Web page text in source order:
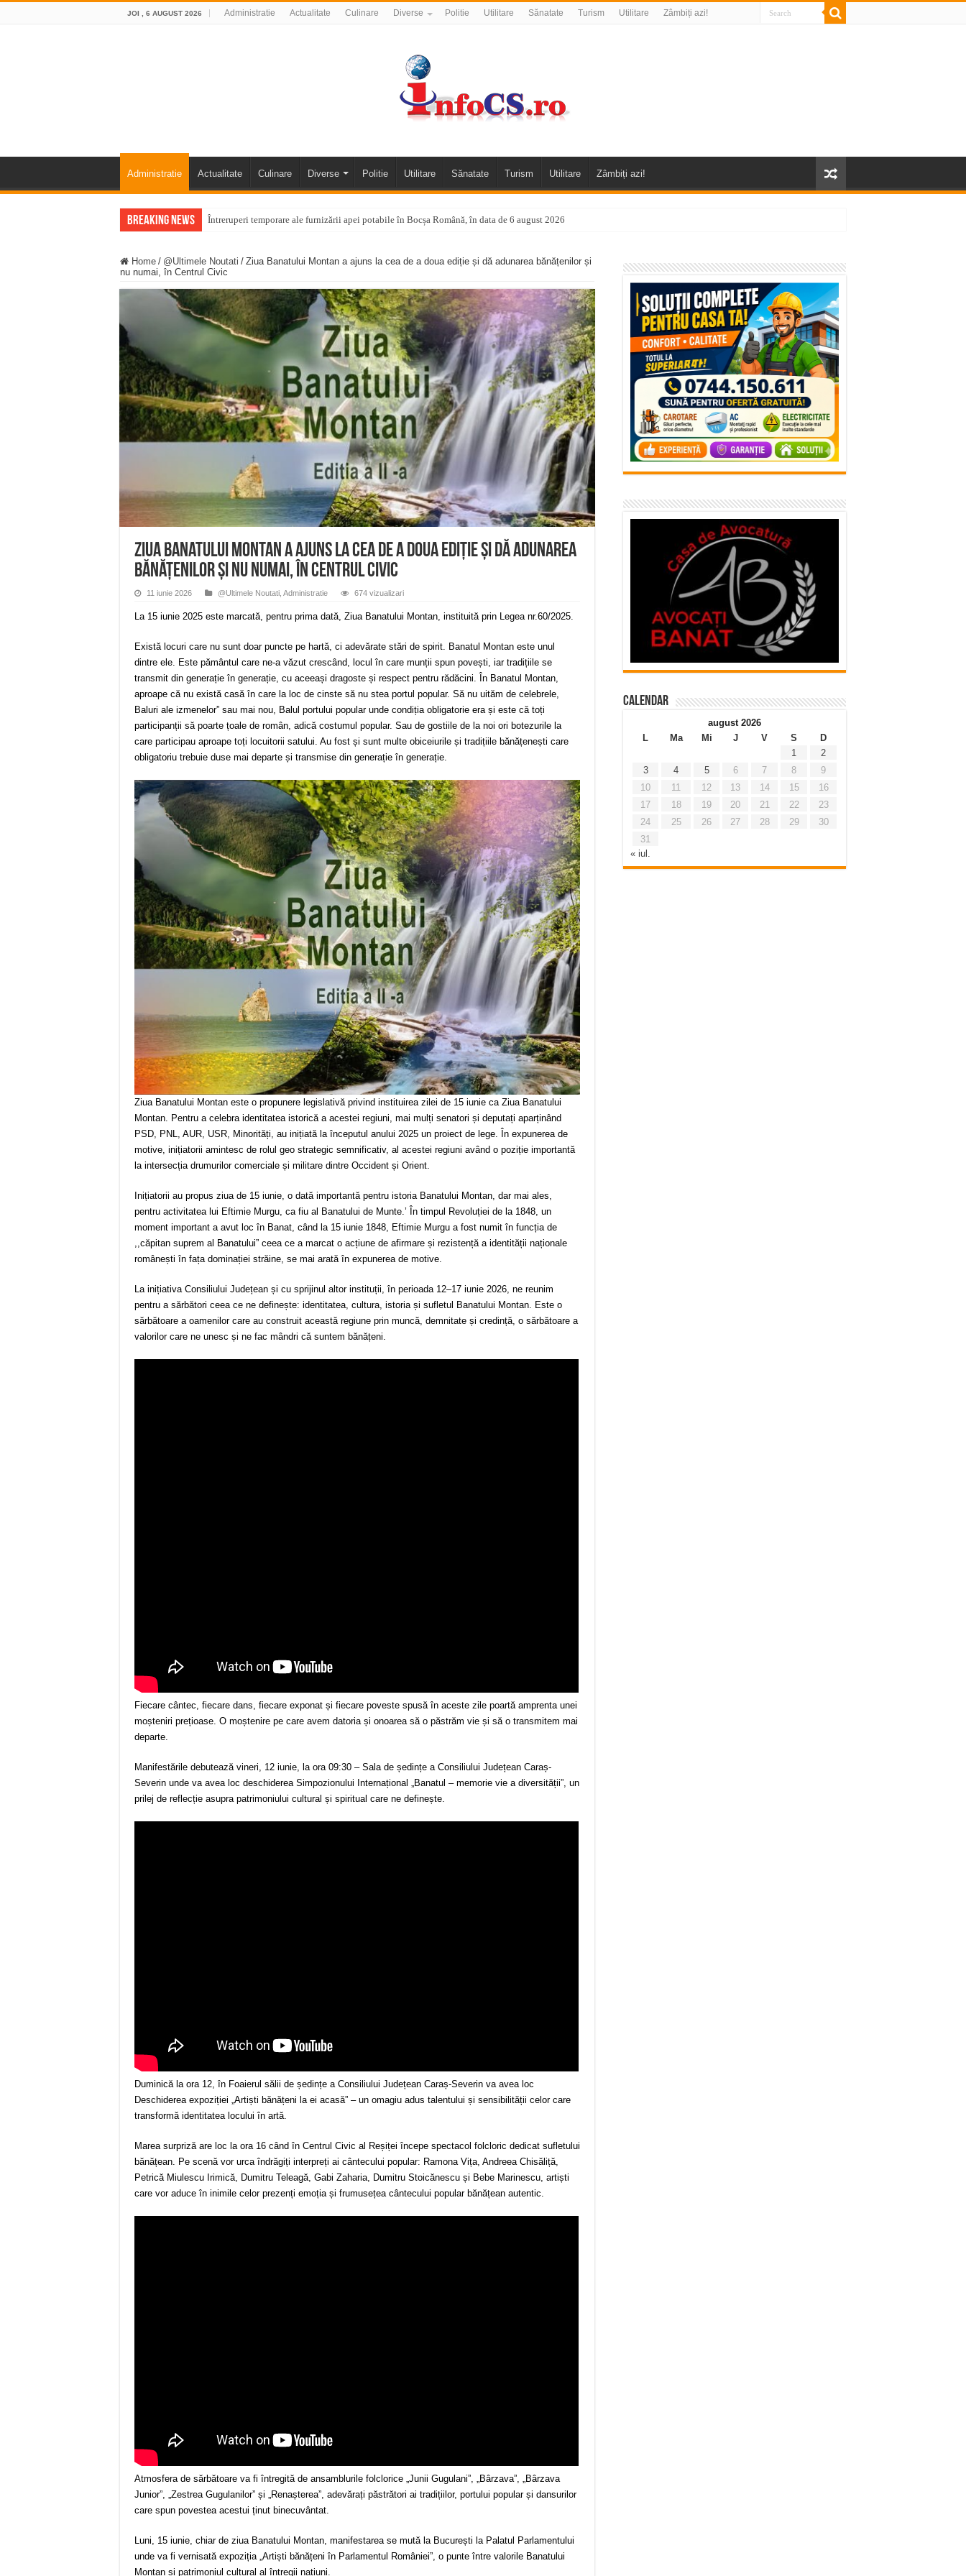
JOI , 6 AUGUST 2026 Administratie Actualitate Culinare Diverse Politie Utilitare Sănatate Turism Utilitare Zâmbiți azi!
Administratie Actualitate Culinare Diverse Politie Utilitare Sănatate Turism Utilitare Zâmbiți azi!
Breaking News Întreruperi temporare ale furnizării apei potabile în Bocșa Română, în data de 6 august 2026
Anunț important – Închidere temporară Podul de Piatră din Herculane
Ștrandul Termal Ring din Oravița – locul unde natura a ascuns un izvor de sănătate VIDEO
Miresme de lavandă, mentă și flori de vară și râsete de copii la Carașova VIDEO
ANUNȚ OPRIRE APĂ în Reșița – avarie – 04.08.2026 – str. Văliugului și Plastomet
ANUNŢ OPRIRE APĂ în CARANSEBEȘ – 04.08.2026 – avarie – Calea Severinului
ANUNŢ OPRIRE APĂ în CARANSEBEȘ avarie
ANUNȚ OPRIRE APĂ în Reșița, cartier Țerova – avarie – 04.08.2026
ANUNȚ OPRIRE APĂ în Reșița – avarie – 03.08.2026 – Calea Caransebeșului
Home / @Ultimele Noutati / Ziua Banatului Montan a ajuns la cea de a doua ediție și dă adunarea bănățenilor și
nu numai, în Centrul Civic
Ziua Banatului Montan a ajuns la cea de a doua ediție și dă adunarea
bănățenilor și nu numai, în Centrul Civic
11 iunie 2026 @Ultimele Noutati Administratie 674 vizualizari
La 15 iunie 2025 este marcată, pentru prima dată, Ziua Banatului Montan, instituită prin Legea nr.60/2025.
Există locuri care nu sunt doar puncte pe hartă, ci adevărate stări de spirit. Banatul Montan este unul
dintre ele. Este pământul care ne-a văzut crescând, locul în care munții spun povești, iar tradițiile se
transmit din generație în generație, cu aceeași dragoste și respect pentru rădăcini. În Banatul Montan,
aproape că nu există casă în care la loc de cinste să nu stea portul popular. Să nu uităm de celebrele,
Baluri ale izmenelor” sau mai nou, Balul portului popular unde condiția obligatorie era și este că toți
participanții să poarte țoale de român, adică costumul popular. Sau de gostiile de la noi ori botezurile la
care participau aproape toți locuitorii satului. Au fost și sunt multe obiceiurile și tradițiile bănățenești care
obligatoriu trebuie duse mai departe și transmise din generație în generație.
Ziua Banatului Montan este o propunere legislativă privind instituirea zilei de 15 iunie ca Ziua Banatului
Montan. Pentru a celebra identitatea istorică a acestei regiuni, mai mulți senatori și deputați aparținând
PSD, PNL, AUR, USR, Minorități, au inițiată la începutul anului 2025 un proiect de lege. În expunerea de
motive, inițiatorii amintesc de rolul geo strategic semnificativ, al acestei regiuni având o poziție importantă
la intersecția drumurilor comerciale și militare dintre Occident și Orient.
Inițiatorii au propus ziua de 15 iunie, o dată importantă pentru istoria Banatului Montan, dar mai ales,
pentru activitatea lui Eftimie Murgu, ca fiu al Banatului de Munte.’ În timpul Revoluției de la 1848, un
moment important a avut loc în Banat, când la 15 iunie 1848, Eftimie Murgu a fost numit în funcția de
,,căpitan suprem al Banatului” ceea ce a marcat o acțiune de afirmare și rezistență a identității naționale
românești în fața dominației străine, se mai arată în expunerea de motive.
La inițiativa Consiliului Județean și cu sprijinul altor instituții, în perioada 12–17 iunie 2026, ne reunim
pentru a sărbători ceea ce ne definește: identitatea, cultura, istoria și sufletul Banatului Montan. Este o
sărbătoare a oamenilor care au construit această regiune prin muncă, demnitate și credință, o sărbătoare a
valorilor care ne unesc și ne fac mândri că suntem bănățeni.
Fiecare cântec, fiecare dans, fiecare exponat și fiecare poveste spusă în aceste zile poartă amprenta unei
moșteniri prețioase. O moștenire pe care avem datoria și onoarea să o păstrăm vie și să o transmitem mai
departe.
Manifestările debutează vineri, 12 iunie, la ora 09:30 – Sala de ședințe a Consiliului Județean Caraș-
Severin unde va avea loc deschiderea Simpozionului Internațional „Banatul – memorie vie a diversității”, un
prilej de reflecție asupra patrimoniului cultural și spiritual care ne definește.
Duminică la ora 12, în Foaierul sălii de ședințe a Consiliului Județean Caraș-Severin va avea loc
Deschiderea expoziției „Artiști bănățeni la ei acasă” – un omagiu adus talentului și sensibilității celor care
transformă identitatea locului în artă.
Marea surpriză are loc la ora 16 când în Centrul Civic al Reșiței începe spectacol folcloric dedicat sufletului
bănățean. Pe scenă vor urca îndrăgiți interpreți ai cântecului popular: Ramona Vița, Andreea Chisăliță,
Petrică Miulescu Irimică, Dumitru Teleagă, Gabi Zaharia, Dumitru Stoicănescu și Bebe Marinescu, artiști
care vor aduce în inimile celor prezenți emoția și frumusețea cântecului popular bănățean autentic.
Atmosfera de sărbătoare va fi întregită de ansamblurile folclorice „Junii Gugulani”, „Bârzava”, „Bârzava
Junior”, „Zestrea Gugulanilor” și „Renașterea”, adevărați păstrători ai tradițiilor, portului popular și dansurilor
care spun povestea acestui ținut binecuvântat.
Luni, 15 iunie, chiar de ziua Banatului Montan, manifestarea se mută la București la Palatul Parlamentului
unde va fi vernisată expoziția „Artiști bănățeni în Parlamentul României”, o punte între valorile Banatului
Montan și patrimoniul cultural al întregii națiuni.
Calendar
august 2026
L
Ma Mi J V S
D
1
2
3
4 5 6 7 8
9
10
11 12 13 14 15
16
17
18 19 20 21 22
23
24
25 26 27 28 29
30
31
« iul.